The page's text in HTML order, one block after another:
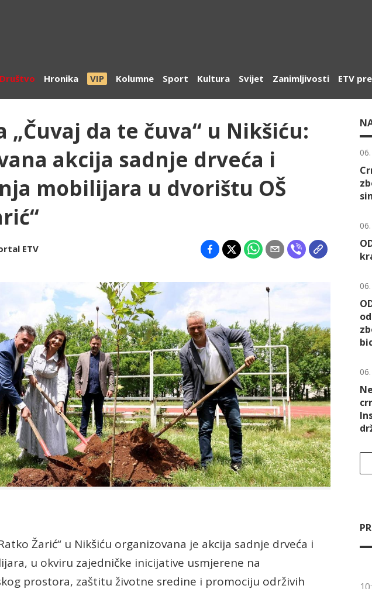
Društvo Hronika VIP Kolumne Sport Kultura Svijet Zanimljivosti ETV
„Čuvaj da te čuva“ u Nikšiću:
akcija sadnje drveća i
mobilijara u dvorištu OŠ
ETV
Žarić“ u Nikšiću organizovana je akcija sadnje drveća i
u okviru zajedničke inicijative usmjerene na
prostora, zaštitu životne sredine i promociju održivih